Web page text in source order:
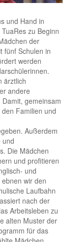
und Hand in
zu Beginn
der
fünf Schulen in
werden
ärztlich
andere
gemeinsam
Familien und
Außerdem
und
Die Mädchen
und profitieren
und
wir den
Laufbahn
nach der
Arbeitsleben zu
alten Muster der
für das